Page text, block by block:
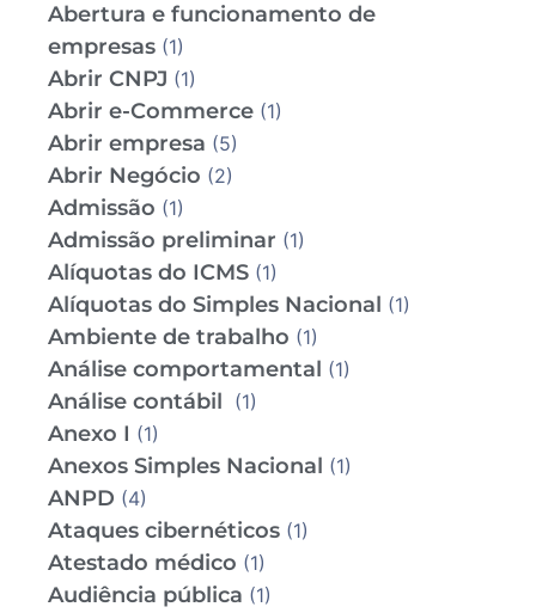
Abertura e funcionamento de
empresas (1)
Abrir CNPJ (1)
Abrir e-Commerce (1)
Abrir empresa (5)
Abrir Negócio (2)
Admissão (1)
Admissão preliminar (1)
Alíquotas do ICMS (1)
Alíquotas do Simples Nacional (1)
Ambiente de trabalho (1)
Análise comportamental (1)
Análise contábil (1)
Anexo I (1)
Anexos Simples Nacional (1)
ANPD (4)
Ataques cibernéticos (1)
Atestado médico (1)
Audiência pública (1)